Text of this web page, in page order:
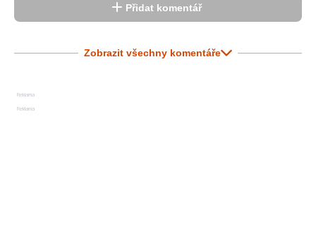
Přidat komentář
Zobrazit všechny komentáře
Reklama
Reklama